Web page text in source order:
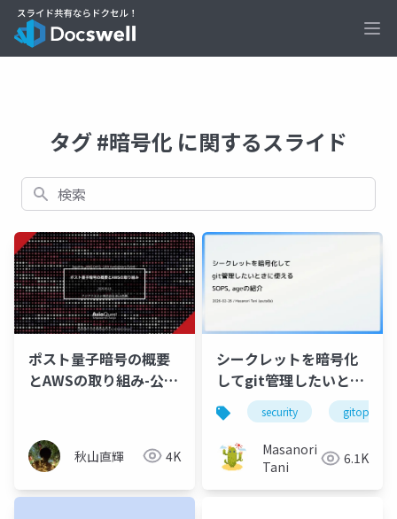
タグ #暗号化 に関するスライド
検索
ポスト量子暗号の概要
とAWSの取り組み-公開
秋山直輝 4K
シークレットを暗号化
してgit管理したいとき
に使えるSOPS, ageの
紹介
security gitops
Masanori
Tani
6.1K